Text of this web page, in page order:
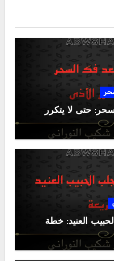
حتى لا يتكرر
العنيد: خطة